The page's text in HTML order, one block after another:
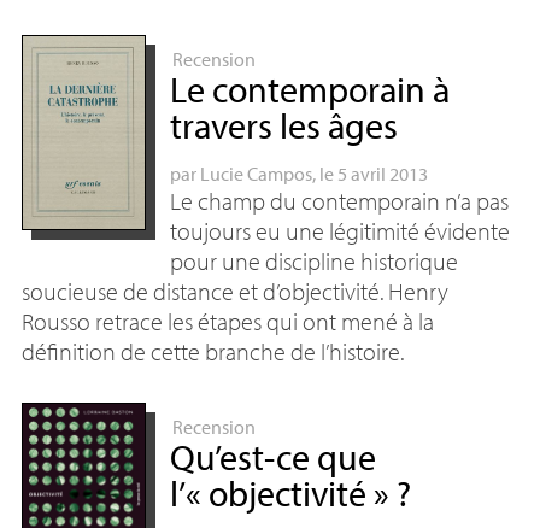
Recension
Le contemporain à
travers les âges
par Lucie Campos, le 5 avril 2013
Le champ du contemporain n’a pas
toujours eu une légitimité évidente
pour une discipline historique
soucieuse de distance et d’objectivité. Henry
Rousso retrace les étapes qui ont mené à la
définition de cette branche de l’histoire.
Recension
Qu’est-ce que
l’« objectivité » ?